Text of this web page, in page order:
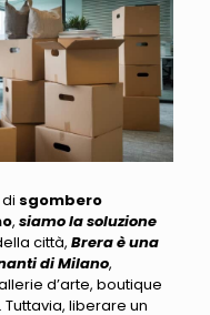
sgombero
, siamo la soluzione
città, Brera è una
di Milano,
d’arte, boutique
Tuttavia, liberare un